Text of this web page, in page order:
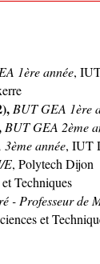
1ère année,
BUT GEA 1ère
BUT GEA 2ème
année, IUT
E, Polytech Dijon
Techniques
- Professeur de
et